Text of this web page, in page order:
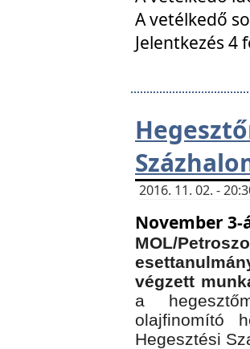
A vetélkedő
Jelentkezés 4
2016. 11. 02. -
November
MOL/
végzett
a
olajfinomító
Hegesztési